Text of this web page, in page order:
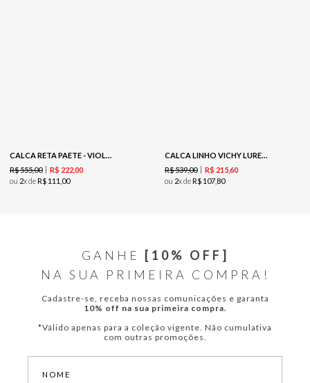
CALCA RETA PAETE - VIOLETA
R$555,00 R$ 22200
ou 2x deR$ 111 00
CALCA LINHO VICHY LUREX - SUMMER
R$539,00 R$ 21560
ou 2x deR$ 107 80
GANHE
[10% OFF]
NA SUA PRIMEIRA COMPRA!
Cadastre-se, receba nossas comunicações e garanta
10% off na sua primeira compra.
*Válido apenas para a coleção vigente. Não cumulativa
com outras promoções.